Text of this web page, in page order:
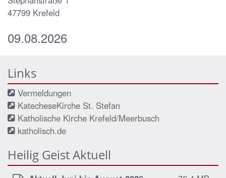
47799 Krefeld
09.08.2026
Links
Vermeldungen
KatecheseKirche St. Stefan
Katholische Kirche Krefeld/Meerbusch
katholisch.de
Heilig Geist Aktuell